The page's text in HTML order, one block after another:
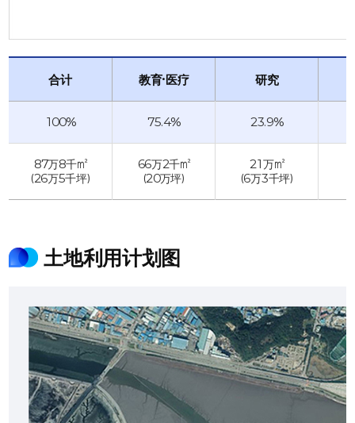
合计 教育·医疗 研究
100% 75.4% 23.9%
87万8千㎡
(26万5千坪)
66万2千㎡
(20万坪)
21万㎡
(6万3千坪)
土地利用计划图